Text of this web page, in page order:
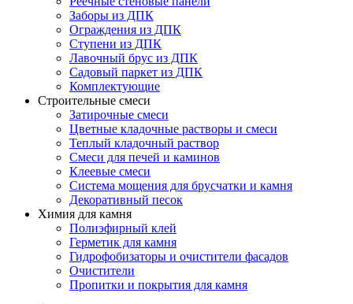
Заборы из ДПК
Ограждения из ДПК
Ступени из ДПК
Лавочный брус из ДПК
Садовый паркет из ДПК
Комплектующие
Строительные смеси
Затирочные смеси
Цветные кладочные растворы и смеси
Теплый кладочный раствор
Смеси для печей и каминов
Клеевые смеси
Система мощения для брусчатки и камня
Декоративный песок
Химия для камня
Полиэфирный клей
Герметик для камня
Гидрофобизаторы и очистители фасадов
Очистители
Пропитки и покрытия для камня